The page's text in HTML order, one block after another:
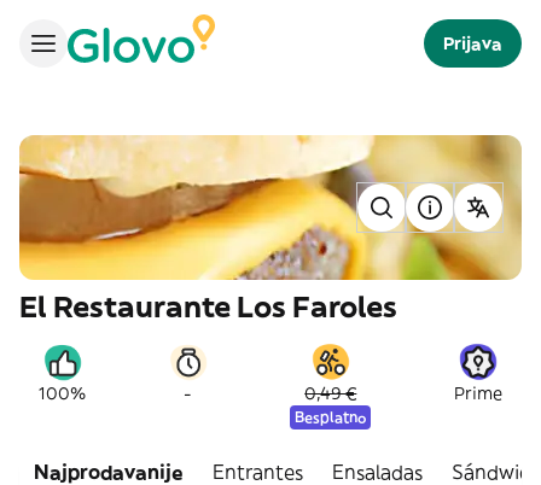
Prijava
El Restaurante Los Faroles
100% - 0,49 €
Besplatno
Prime
Najprodavanije Entrantes Ensaladas